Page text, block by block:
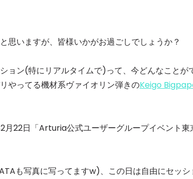
思いますが、皆様いかがお過ごしでしょうか？
ョン(特にリアルタイムで)って、今どんなことが
やってる機材系ヴァイオリン弾きのKeigo
22日「Arturia公式ユーザーグループイベント東
も写真に写ってますw)、この日は自由にセッシ